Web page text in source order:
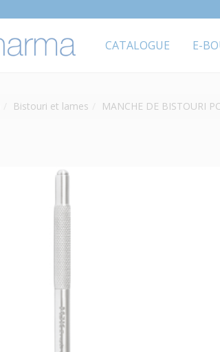
CATALOGUE E-
Bistouri et lames MANCHE DE BISTOURI